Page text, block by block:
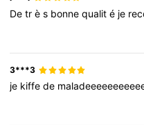
Detrès bonnequalité je
3***3
je kiffede